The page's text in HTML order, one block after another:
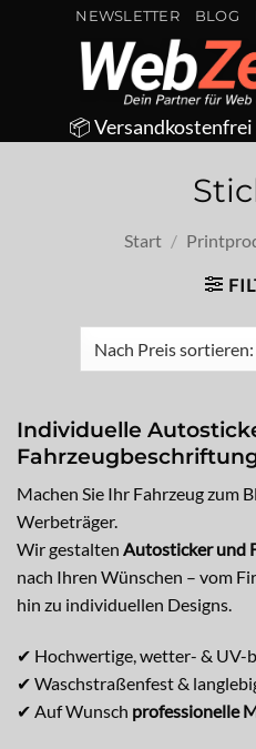
NEWSLETTER BLOG
📦 Versandkostenfrei
Start /
Individuelle
Machen Sie Ihr Fahrzeug zum
Werbeträger.
Wir gestalten Autosticker und
nach Ihren Wünschen – vom
hin zu individuellen Designs.
✔ Hochwertige, wetter- & UV-
✔ Waschstraßenfest &
✔ Auf Wunsch professionelle